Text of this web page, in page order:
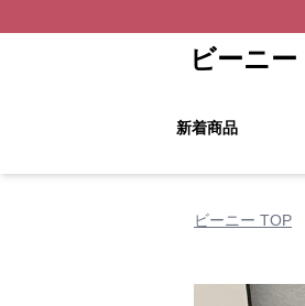
ビーニー
新着商品
ビーニー TOP